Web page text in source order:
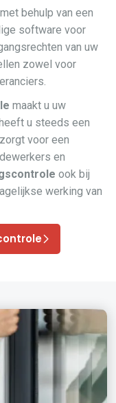
behulp van een
software voor
van uw
zowel voor
maakt u uw
u steeds een
voor een
en
ook bij
werking van